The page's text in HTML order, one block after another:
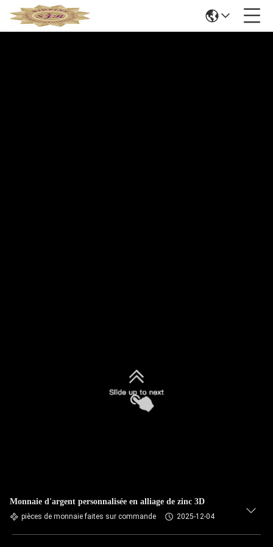
Monnaie d'argent personnalisée en alliage de zinc 3D
pièces de monnaie faites sur commande 2025-12-04